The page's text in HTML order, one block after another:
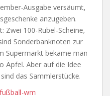
Ausgabe versäumt,
anzugeben.
Zwei 100-Rubel-Scheine,
Sonderbanknoten zur
Supermarkt bekäme man
Äpfel. Aber auf die Idee
das Sammlerstücke.